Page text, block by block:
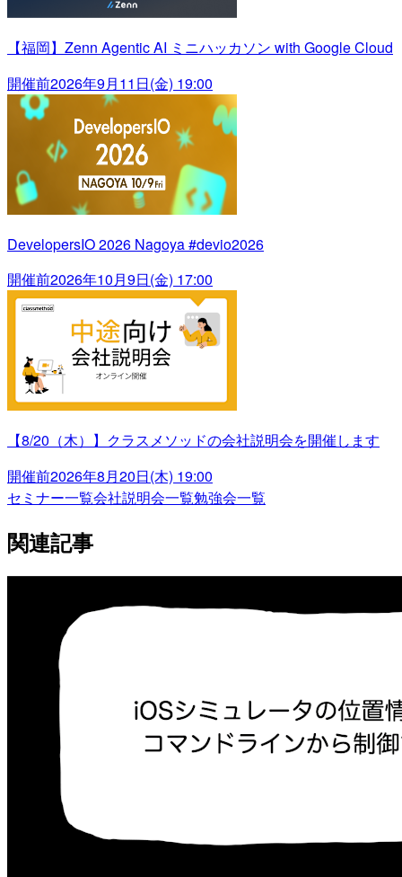
【福岡】Zenn Agentic AI ミニハッカソン with Google Cloud
開催前2026年9月11日(金) 19:00
DevelopersIO 2026 Nagoya #devio2026
開催前2026年10月9日(金) 17:00
【8/20（木）】クラスメソッドの会社説明会を開催します
開催前2026年8月20日(木) 19:00
セミナー一覧会社説明会一覧勉強会一覧
関連記事